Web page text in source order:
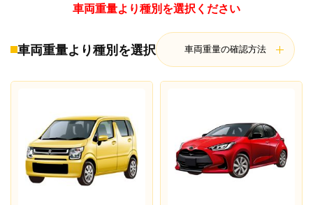
車両重量より種別を選択ください
車両重量より種別を選択 車両重量の確認方法